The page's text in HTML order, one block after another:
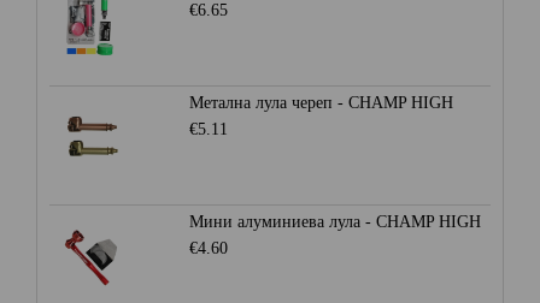
€6.65
Метална лула череп - CHAMP HIGH
€5.11
Мини алуминиева лула - CHAMP HIGH
€4.60